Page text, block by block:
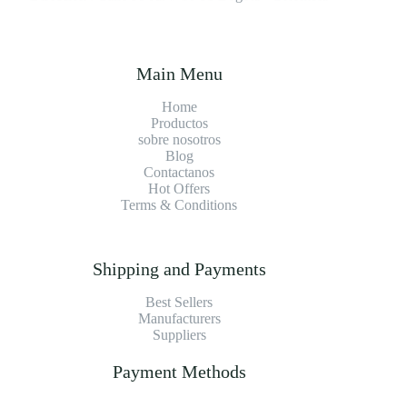
Main Menu
Home
Productos
sobre nosotros
Blog
Contactanos
Hot Offers
Terms & Conditions
Shipping and Payments
Best Sellers
Manufacturers
Suppliers
Payment Methods